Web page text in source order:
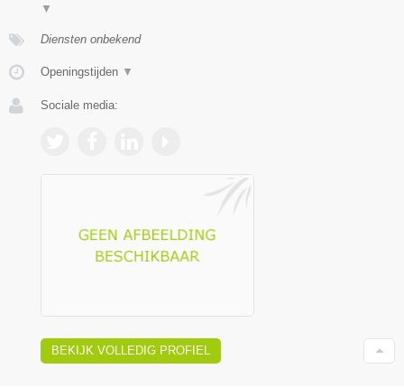
▼
Diensten onbekend
Openingstijden ▼
Sociale media:
BEKIJK VOLLEDIG PROFIEL